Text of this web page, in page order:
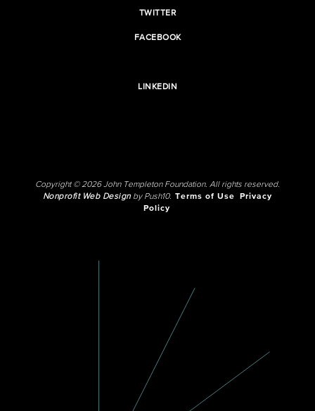
TWITTER
FACEBOOK
LINKEDIN
Copyright © 2026 John Templeton Foundation. All rights reserved.
Nonprofit Web Designby Push10. Terms of Use
Privacy
Policy